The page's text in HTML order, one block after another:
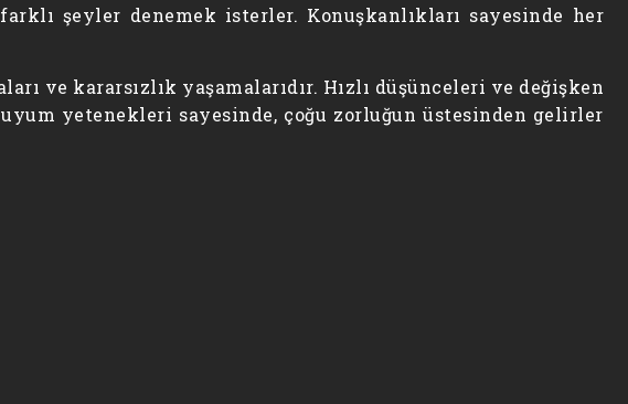
şeyler denemek isterler. Konuşkanlıkları sayesinde her
ve kararsızlık yaşamalarıdır. Hızlı düşünceleri ve değişken
yetenekleri sayesinde, çoğu zorluğun üstesinden gelirler